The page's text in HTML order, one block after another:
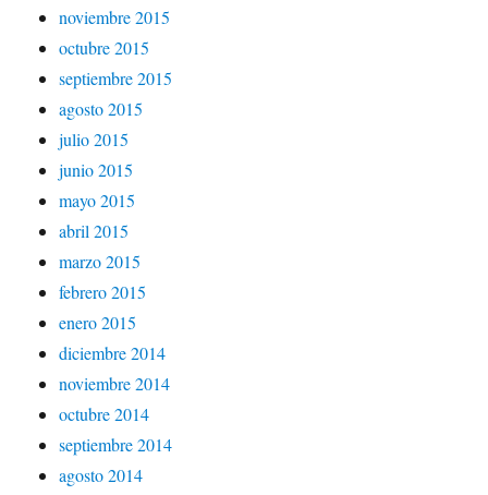
noviembre 2015
octubre 2015
septiembre 2015
agosto 2015
julio 2015
junio 2015
mayo 2015
abril 2015
marzo 2015
febrero 2015
enero 2015
diciembre 2014
noviembre 2014
octubre 2014
septiembre 2014
agosto 2014